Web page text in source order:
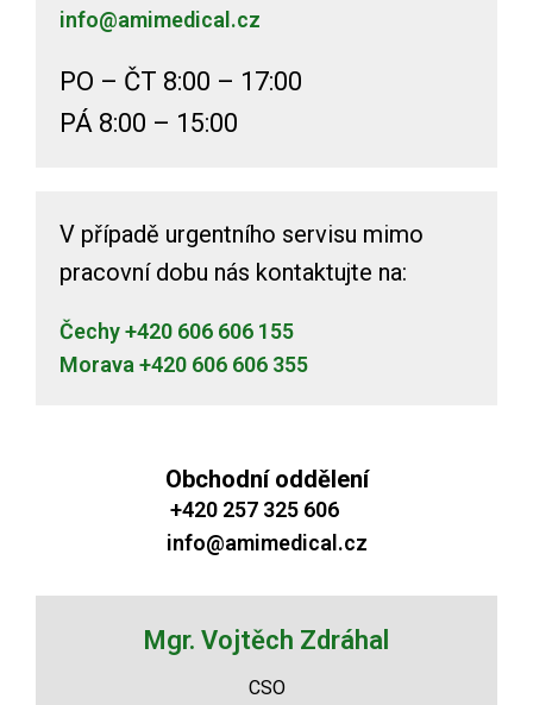
info@amimedical.cz
PO – ČT 8:00 – 17:00
PÁ 8:00 – 15:00
V případě urgentního servisu mimo
pracovní dobu nás kontaktujte na:
Čechy +420 606 606 155
Morava +420 606 606 355
Obchodní oddělení
+420 257 325 606
info@amimedical.cz
Mgr. Vojtěch Zdráhal
CSO